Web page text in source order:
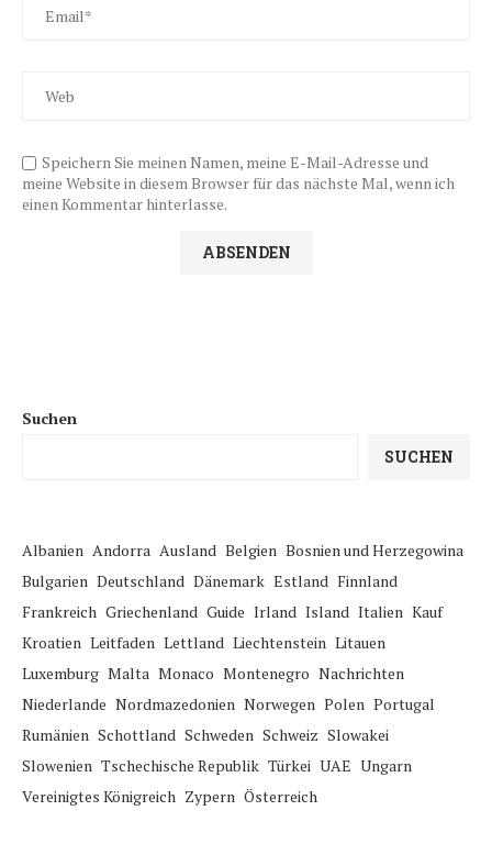
Speichern Sie meinen Namen, meine E-Mail-Adresse und
meine Website in diesem Browser für das nächste Mal, wenn ich
einen Kommentar hinterlasse.
Suchen
SUCHEN
Albanien Andorra Ausland Belgien Bosnien und Herzegowina
Bulgarien Deutschland Dänemark Estland Finnland
Frankreich Griechenland Guide Irland Island Italien Kauf
Kroatien Leitfaden Lettland Liechtenstein Litauen
Luxemburg Malta Monaco Montenegro Nachrichten
Niederlande Nordmazedonien Norwegen Polen Portugal
Rumänien Schottland Schweden Schweiz Slowakei
Slowenien Tschechische Republik Türkei UAE Ungarn
Vereinigtes Königreich Zypern Österreich